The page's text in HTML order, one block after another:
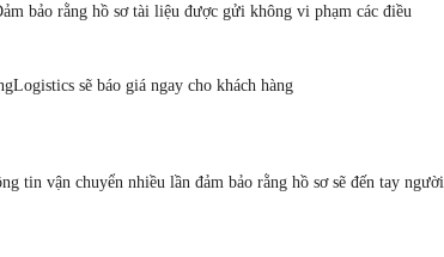
bảo rằng hồ sơ tài liệu được gửi không vi phạm các điều
sẽ báo giá ngay cho khách hàng
tin vận chuyển nhiều lần đảm bảo rằng hồ sơ sẽ đến tay người